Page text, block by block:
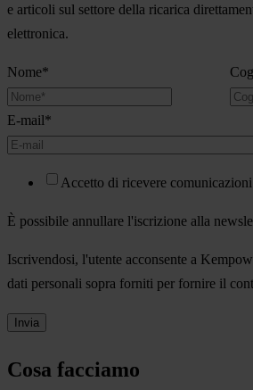
e articoli sul settore della ricarica
elettronica.
Nome*
E-mail*
Accetto di ricevere
È possibile annullare l'iscrizione alla
Iscrivendosi, l'utente acconsente a
dati personali sopra forniti per fornire il
Cosa facciamo